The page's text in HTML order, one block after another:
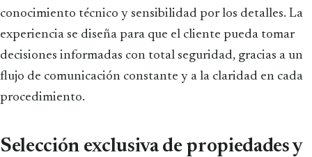
conocimiento técnico y sensibilidad por los detalles. La
experiencia se diseña para que el cliente pueda tomar
decisiones informadas con total seguridad, gracias a un
flujo de comunicación constante y a la claridad en cada
procedimiento.
Selección exclusiva de propiedades y